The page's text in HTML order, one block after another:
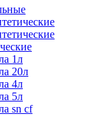
1л
20л
4л
5л
sn cf